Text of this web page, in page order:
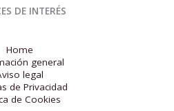
DE INTERÉS
Home
general
legal
de Privacidad
de Cookies